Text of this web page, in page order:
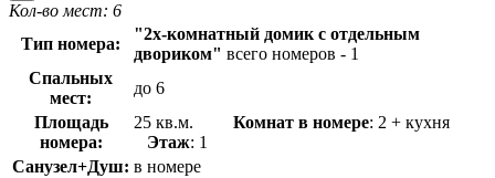
Кол-во мест: 6
Тип номера:
"2х-комнатный домик с отдельным
двориком" всего номеров - 1
Спальных
мест:
до 6
Площадь
номера:
25 кв.м. Комнат в номере: 2 + кухня
Этаж: 1
Санузел+Душ: в номере